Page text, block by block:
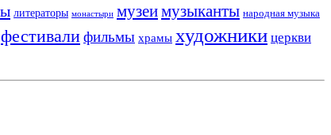
литераторы монастыри музеимузыканты народная музыка
фестивалифильмы храмы художники церкви